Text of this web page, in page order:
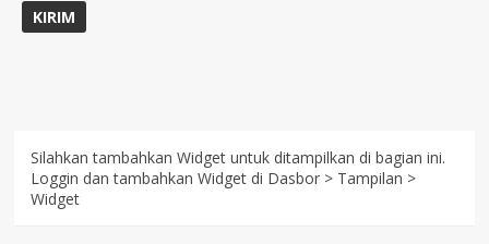
Silahkan tambahkan Widget untuk ditampilkan di bagian ini.
Loggin dan tambahkan Widget di Dasbor > Tampilan >
Widget